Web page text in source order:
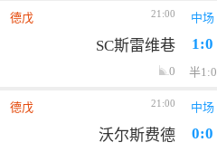
德戊 21:00 中场
SC斯雷维巷 1:0
0 半1:0
德戊 21:00 中场
沃尔斯费德 0:0